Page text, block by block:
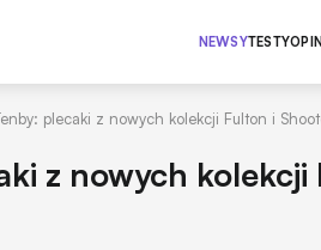
NEWSYTESTY
plecaki z nowych kolekcji Fulton i
z nowych